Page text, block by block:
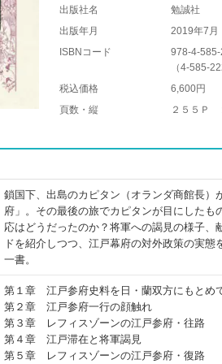
出版社名
勉誠社
出版年月
2019年7月
ISBNコード
978-4-
（4-585-
税込価格
6,600円
頁数・縦
２５５Ｐ
鎖国下、出島のカピタン（オランダ商館長
府」。その最後の旅でカピタンが目にした
応はどうだったのか？将軍への謁見の様子
ドを紹介しつつ、江戸幕府の対外政策の実
一書。
第１章 江戸参府史料を日・蘭双方にもとめ
第２章 江戸参府一行の顔触れ
第３章 レフィスゾーンの江戸参府・往路
第４章 江戸滞在と将軍謁見
第５章 レフィスゾーンの江戸参府・復路